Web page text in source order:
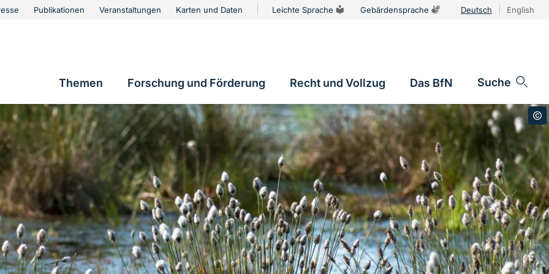
Publikationen Veranstaltungen Karten und Daten Leichte Sprache Gebärdensprache Deutsch English
Hauptnavigation
Themen Forschung und Förderung Recht und Vollzug Das BfN Suche